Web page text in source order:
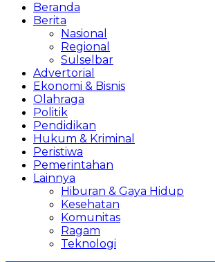
Beranda
Berita
Nasional
Regional
Sulselbar
Advertorial
Ekonomi & Bisnis
Olahraga
Politik
Pendidikan
Hukum & Kriminal
Peristiwa
Pemerintahan
Lainnya
Hiburan & Gaya Hidup
Kesehatan
Komunitas
Ragam
Teknologi